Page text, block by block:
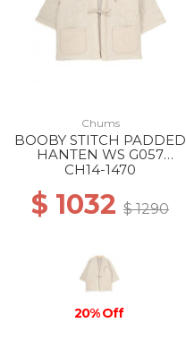
Chums
BOOBY STITCH PADDED
HANTEN WS G057
GREIGE
CH14-1470
$ 1032 $ 1290
20% Off